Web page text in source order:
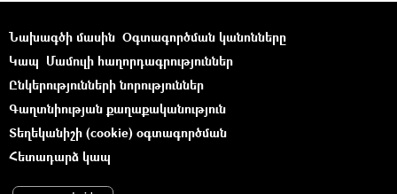
Նախագծի մասին Օգտագործման կանոնները
Կապ Մամուլի հաղորդագրություններ
Ընկերությունների նորություններ
Գաղտնիության քաղաքականություն
Տեղեկանիշի (cookie) օգտագործման
Հետադարձ կապ